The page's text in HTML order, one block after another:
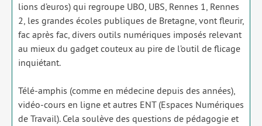
lions d’euros) qui regroupe UBO, UBS, Rennes 1, Rennes
2, les grandes écoles publiques de Bretagne, vont fleu­rir,
fac après fac, divers outils numé­riques impo­sés rele­vant
au mieux du gad­get cou­teux au pire de l’outil de fli­cage
inquié­tant.
Télé-amphis (comme en méde­cine depuis des années),
vidéo-cours en ligne et autres ENT (Espaces Numériques
de Travail). Cela sou­lève des ques­tions de péda­go­gie et